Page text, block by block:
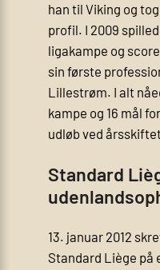
han til Viking og
profil. I 2009
ligakampe og
sin første
Lillestrøm. I alt
kampe og 16 mål
udløb ved
Standard
13. januar 2012
Standard Liège på